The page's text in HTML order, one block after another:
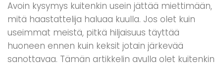
Avoin kysymys kuitenkin usein jättää miettimään,
mitä haastattelija haluaa kuulla. Jos olet kuin
useimmat meistä, pitkä hiljaisuus täyttää
huoneen ennen kuin keksit jotain järkevää
sanottavaa. Tämän artikkelin avulla olet kuitenkin